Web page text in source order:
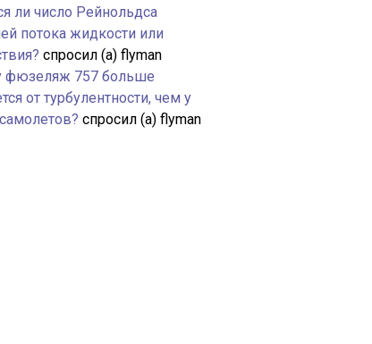
ли число Рейнольдса
потока жидкости или
спросил (а) flyman
фюзеляж 757 больше
от турбулентности, чем у
спросил (а) flyman